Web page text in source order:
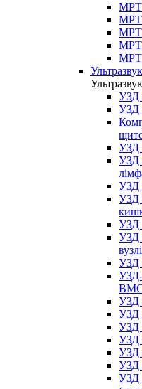
МРТ
МРТ
МРТ
МРТ
МРТ
УЗД
УЗД
УЗД
УЗД
УЗД
УЗД
УЗД
УЗД
УЗД
УЗД-
ВМС
УЗД
УЗД
УЗД
УЗД
УЗД
УЗД
УЗД